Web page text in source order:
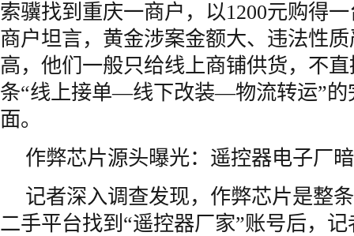
索骥找到重庆一商户，以1200元购得
商户坦言，黄金涉案金额大、违法性
高，他们一般只给线上商铺供货，不
条“线上接单—线下改装—物流转运”的
面。
作弊芯片源头曝光：遥控器电子厂
记者深入调查发现，作弊芯片是整
二手平台找到“遥控器厂家”账号后，